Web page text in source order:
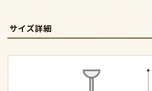
サイズ詳細